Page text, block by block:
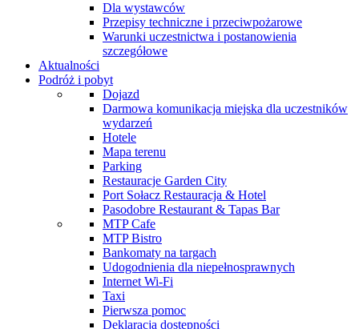
Dla wystawców
Przepisy techniczne i przeciwpożarowe
Warunki uczestnictwa i postanowienia
szczegółowe
Aktualności
Podróż i pobyt
Dojazd
Darmowa komunikacja miejska dla uczestników
wydarzeń
Hotele
Mapa terenu
Parking
Restauracje Garden City
Port Sołacz Restauracja & Hotel
Pasodobre Restaurant & Tapas Bar
MTP Cafe
MTP Bistro
Bankomaty na targach
Udogodnienia dla niepełnosprawnych
Internet Wi-Fi
Taxi
Pierwsza pomoc
Deklaracja dostępności